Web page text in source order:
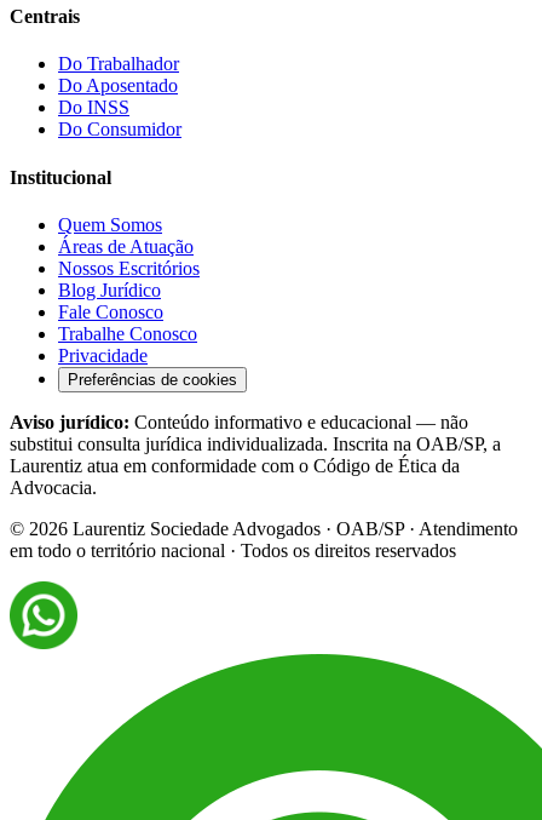
Centrais
Do Trabalhador
Do Aposentado
Do INSS
Do Consumidor
Institucional
Quem Somos
Áreas de Atuação
Nossos Escritórios
Blog Jurídico
Fale Conosco
Trabalhe Conosco
Privacidade
Preferências de cookies
Aviso jurídico: Conteúdo informativo e educacional — não
substitui consulta jurídica individualizada. Inscrita na OAB/SP, a
Laurentiz atua em conformidade com o Código de Ética da
Advocacia.
© 2026 Laurentiz Sociedade Advogados · OAB/SP · Atendimento
em todo o território nacional · Todos os direitos reservados